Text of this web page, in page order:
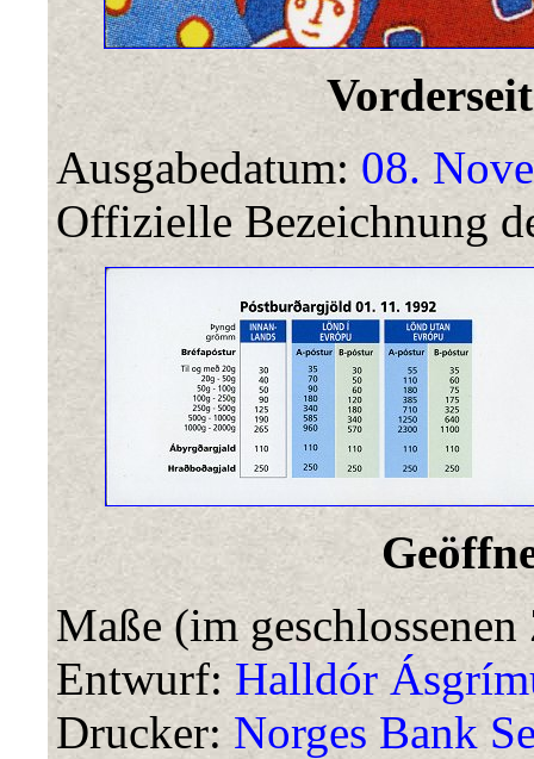
Ausgabedatum:08.
Offizielle Bezeichnung
Maße (im
Entwurf:Halldór
Drucker:Norges Bank